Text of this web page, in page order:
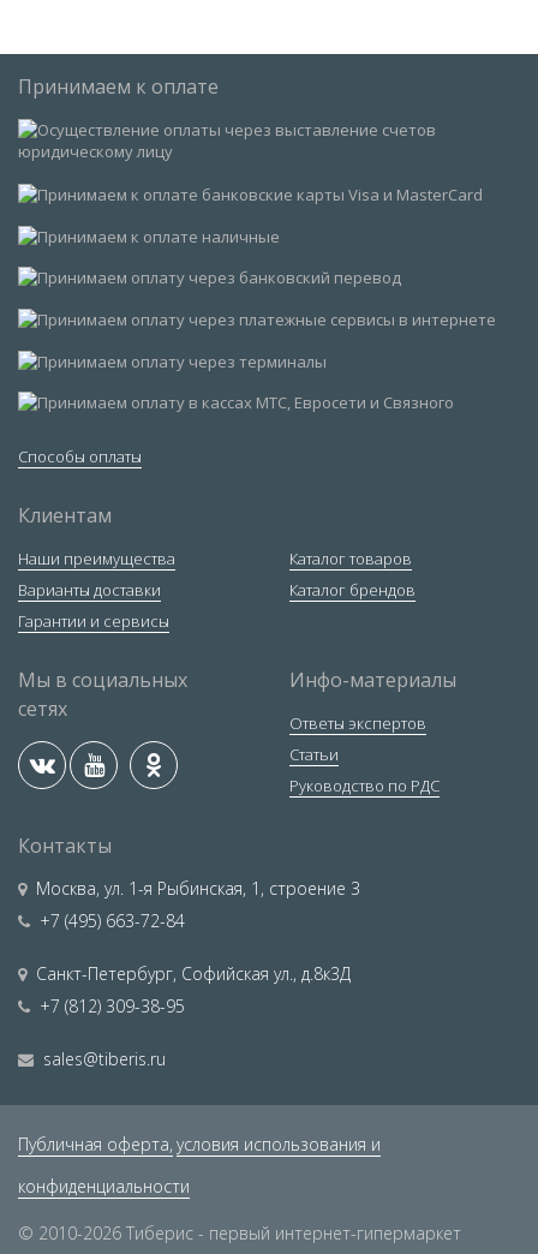
Принимаем к оплате
Способы оплаты
Клиентам
Наши преимущества
Варианты доставки
Гарантии и сервисы
Каталог товаров
Каталог брендов
Мы в социальных
сетях
Инфо-материалы
Ответы экспертов
Статьи
Руководство по РДС
Контакты
Москва, ул. 1-я Рыбинская, 1, строение 3
+7 (495) 663-72-84
Санкт-Петербург, Софийская ул., д.8к3Д
+7 (812) 309-38-95
sales@tiberis.ru
Публичная оферта, условия использования и
конфиденциальности
© 2010-2026 Тиберис - первый интернет-гипермаркет